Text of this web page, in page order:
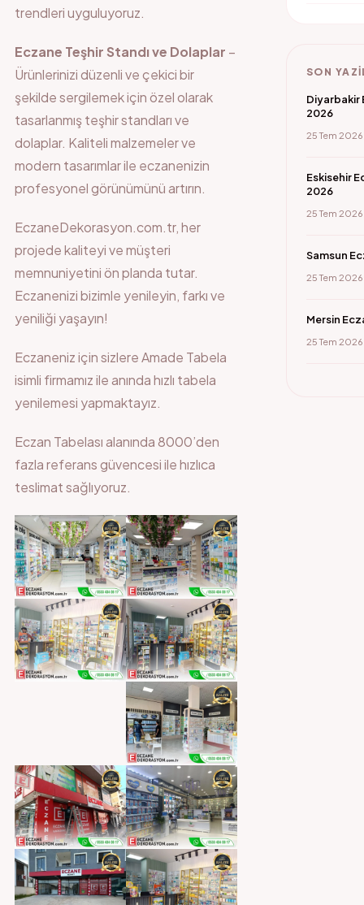
trendleri uyguluyoruz.
Eczane Teşhir Standı ve Dolaplar –
Ürünlerinizi düzenli ve çekici bir
şekilde sergilemek için özel olarak
tasarlanmış teşhir standları ve
dolaplar. Kaliteli malzemeler ve
modern tasarımlar ile eczanenizin
profesyonel görünümünü artırın.
EczaneDekorasyon.com.tr, her
projede kaliteyi ve müşteri
memnuniyetini ön planda tutar.
Eczanenizi bizimle yenileyin, farkı ve
yeniliği yaşayın!
Eczaneniz için sizlere Amade Tabela
isimli firmamız ile anında hızlı tabela
yenilemesi yapmaktayız.
Eczan Tabelasıalanında 8000’den
fazla referans güvencesi ile hızlıca
teslimat sağlıyoruz.
SON
Diyarbakir
2026
25 Tem 2026
Eskisehir
2026
25 Tem 2026
Samsun
25 Tem 2026
Mersin
25 Tem 2026